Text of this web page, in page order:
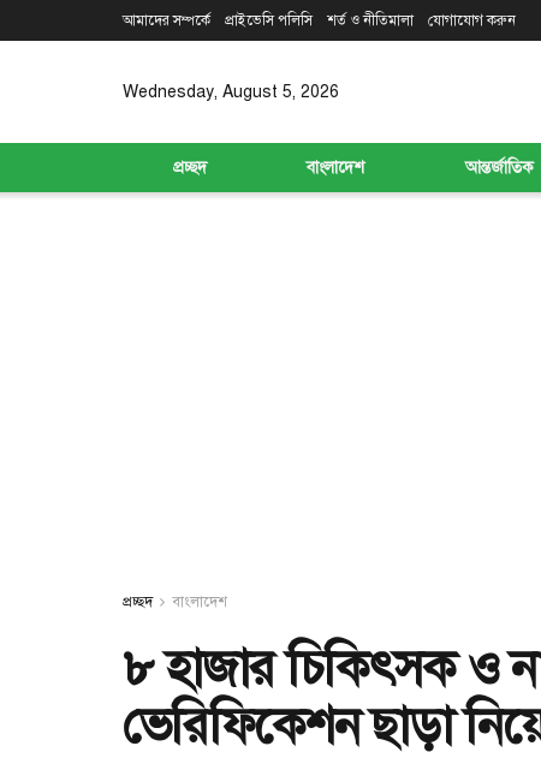
আমাদের সম্পর্কে প্রাইভেসি পলিসি শর্ত ও নীতিমালা যোগাযোগ করুন
Wednesday, August 5, 2026
প্রচ্ছদ বাংলাদেশ আন্তর্জাতিক
প্রচ্ছদ বাংলাদেশ
৮ হাজার চিকিৎসক ও
ভেরিফিকেশন ছাড়া